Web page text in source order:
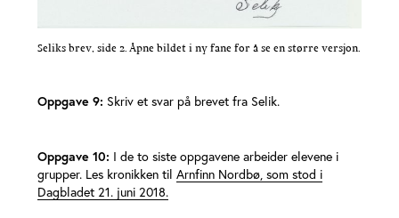
Seliks brev, side 2. Åpne bildet i ny fane for å se en større versjon.
Oppgave 9: Skriv et svar på brevet fra Selik.
Oppgave 10: I de to siste oppgavene arbeider elevene i
grupper. Les kronikken til Arnfinn Nordbø, som stod i
Dagbladet 21. juni 2018.